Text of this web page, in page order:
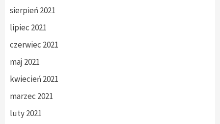
sierpień 2021
lipiec 2021
czerwiec 2021
maj 2021
kwiecień 2021
marzec 2021
luty 2021